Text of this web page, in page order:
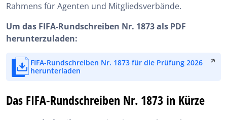
Rahmens für Agenten und Mitgliedsverbände.
Um das FIFA-Rundschreiben Nr. 1873 als PDF
herunterzuladen:
FIFA-Rundschreiben Nr. 1873 für die Prüfung 2026
herunterladen
Das FIFA-Rundschreiben Nr. 1873 in Kürze